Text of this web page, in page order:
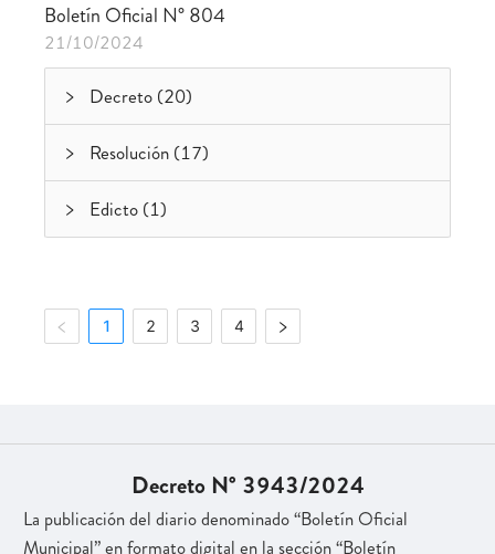
Boletín Oficial N° 804
21/10/2024
Decreto (20)
Resolución (17)
Edicto (1)
1 2 3 4
Decreto N° 3943/2024
La publicación del diario denominado “Boletín Oficial
Municipal” en formato digital en la sección “Boletín